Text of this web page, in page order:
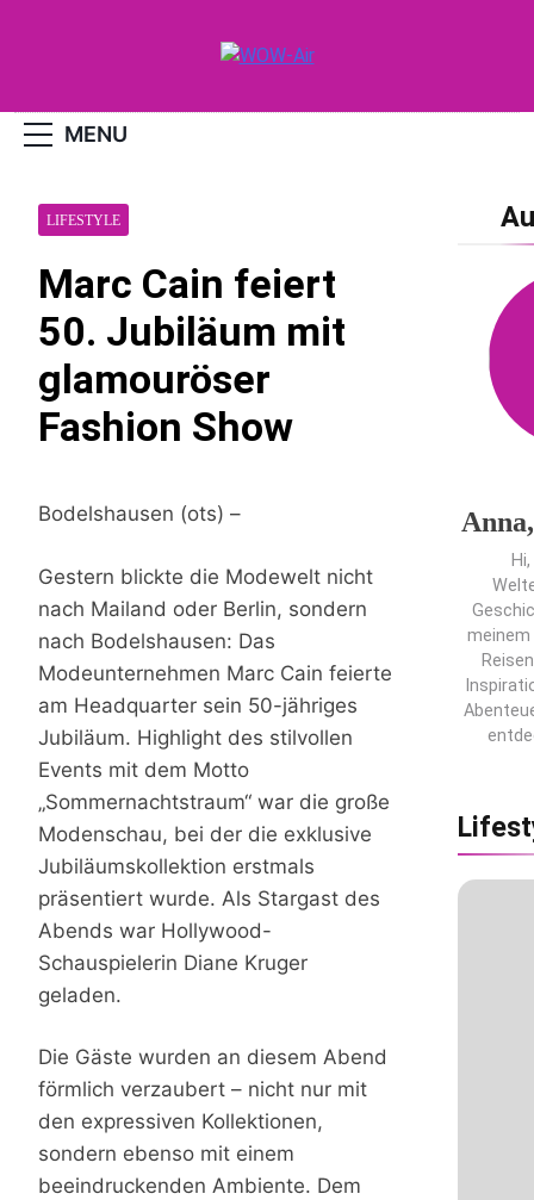
WOW-Air
MENU
LIFESTYLE
Marc Cain feiert
50. Jubiläum mit
glamouröser
Fashion Show
Bodelshausen (ots) –
Gestern blickte die Modewelt nicht
nach Mailand oder Berlin, sondern
nach Bodelshausen: Das
Modeunternehmen Marc Cain feierte
am Headquarter sein 50-jähriges
Jubiläum. Highlight des stilvollen
Events mit dem Motto
„Sommernachtstraum“ war die große
Modenschau, bei der die exklusive
Jubiläumskollektion erstmals
präsentiert wurde. Als Stargast des
Abends war Hollywood-
Schauspielerin Diane Kruger
geladen.
Die Gäste wurden an diesem Abend
förmlich verzaubert – nicht nur mit
den expressiven Kollektionen,
sondern ebenso mit einem
beeindruckenden Ambiente. Dem